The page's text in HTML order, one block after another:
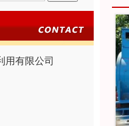
用有限公司